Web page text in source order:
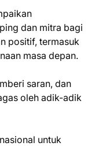
dan mitra bagi
positif, termasuk
masa depan.
saran, dan
oleh adik-adik
untuk